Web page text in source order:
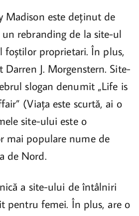
Madison este deținut de
un rebranding de la site-ul
foștilor proprietari. În plus,
J. Morgenstern. Site-
slogan denumit „Life is
(Viața este scurtă, ai o
site-ului este o
mai populare nume de
de Nord.
a site-ului de întâlniri
pentru femei. În plus, are o